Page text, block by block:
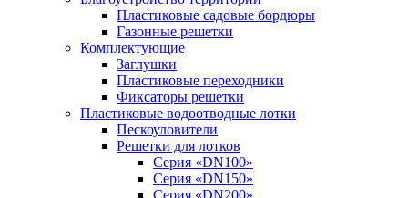
Пластиковые садовые бордюры
Газонные решетки
Комплектующие
Заглушки
Пластиковые переходники
Фиксаторы решетки
Пластиковые водоотводные лотки
Пескоуловители
Решетки для лотков
Серия «DN100»
Серия «DN150»
Серия «DN200»